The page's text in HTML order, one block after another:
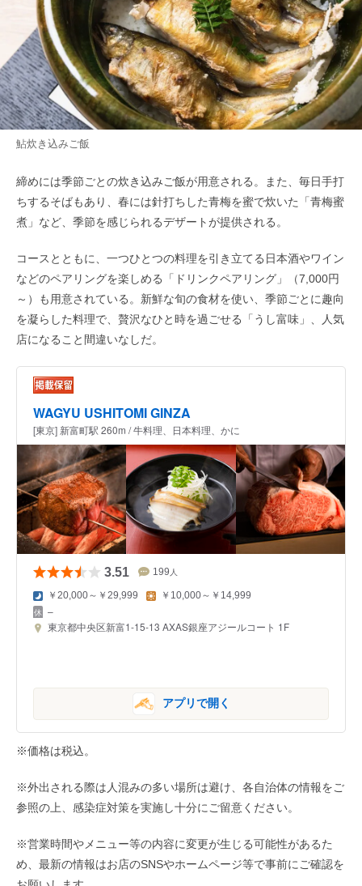
鮎炊き込みご飯
締めには季節ごとの炊き込みご飯が用意される。また、毎日手打
ちするそばもあり、春には針打ちした青梅を蜜で炊いた「青梅蜜
煮」など、季節を感じられるデザートが提供される。
コースとともに、一つひとつの料理を引き立てる日本酒やワイン
などのペアリングを楽しめる「ドリンクペアリング」（7,000円
～）も用意されている。新鮮な旬の食材を使い、季節ごとに趣向
を凝らした料理で、贅沢なひと時を過ごせる「うし富味」、人気
店になること間違いなしだ。
WAGYU USHITOMI GINZA
[東京] 新富町駅 260m / 牛料理、日本料理、かに
3.51 199 人
￥20,000～￥29,999 ￥10,000～￥14,999
–
東京都中央区新富1-15-13 AXAS銀座アジールコート 1F
アプリで開く
※価格は税込。
※外出される際は人混みの多い場所は避け、各自治体の情報をご
参照の上、感染症対策を実施し十分にご留意ください。
※営業時間やメニュー等の内容に変更が生じる可能性があるた
め、最新の情報はお店のSNSやホームページ等で事前にご確認を